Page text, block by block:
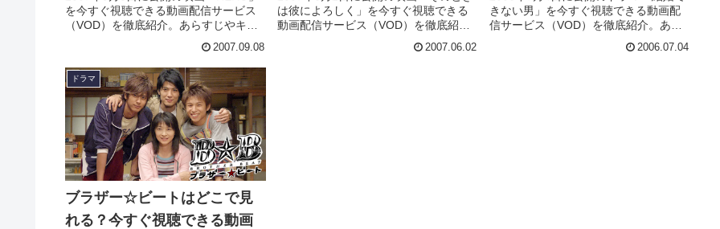
を今すぐ視聴できる動画配信サービス
（VOD）を徹底紹介。あらすじやキャ
スト・声優、スタッフ、主題歌の情報
はもちろん、実際に見た人の感想やレ
ビューもまとめています。
2007.09.08
は彼によろしく」を今すぐ視聴できる
動画配信サービス（VOD）を徹底紹
介。あらすじやキャスト・声優、スタ
ッフ、主題歌の情報はもちろん、実際
2007.06.02
きない男」を今すぐ視聴できる動画配
信サービス（VOD）を徹底紹介。あら
すじやキャスト・声優、スタッフ、主
題歌の情報はもちろん、実際に見た人
2006.07.04
ドラマ
ブラザー☆ビートはどこで見
れる？今すぐ視聴できる動画